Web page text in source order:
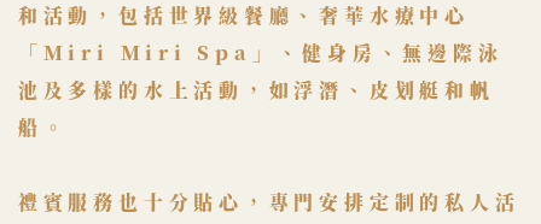
和活動，包括世界級​餐廳、奢華水療中心
「Miri Miri Spa」、健身房、無邊際泳
池​及多樣的水上活動，如浮潛、皮划艇和帆
船。
禮賓服務也十分貼心，專門安排定制的私人活